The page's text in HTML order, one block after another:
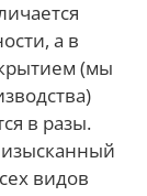
а в
(мы
в разы.
видов